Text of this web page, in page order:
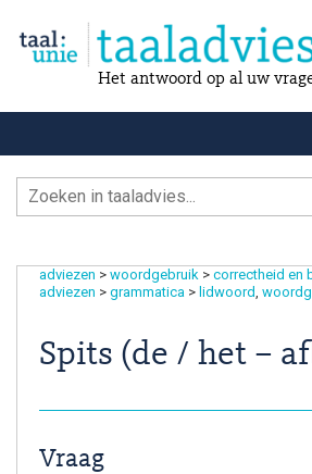
Het antwoord op al uw
adviezen > woordgebruik > correctheid en
adviezen > grammatica > lidwoord
Spits (de / het –
Vraag